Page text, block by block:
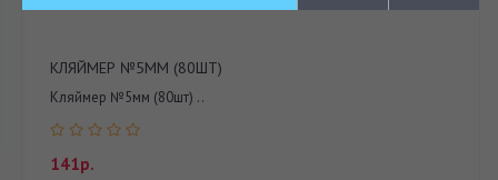
КЛЯЙМЕР №5ММ (80ШТ)
Кляймер №5мм (80шт) ..
141р.